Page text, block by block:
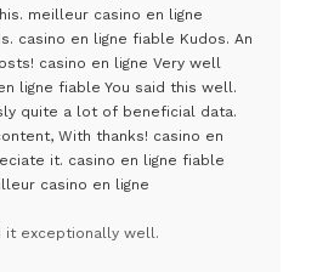
meilleur casino en ligne
casino en ligne fiable Kudos. An
casino en ligne Very well
ligne fiable You said this well.
quite a lot of beneficial data.
With thanks! casino en
it. casino en ligne fiable
casino en ligne
it exceptionally well.